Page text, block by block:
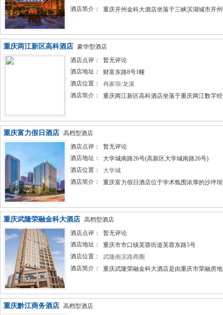
酒店简介：
重庆开州金科大酒店坐落于三峡滨湖城市开
重庆两江新区高科酒店 豪华型酒店
酒店点评：
暂无评论
酒店地址：
财富东路8号1幢
酒店位置：
冉家坝/龙溪
酒店简介：
重庆两江新区高科酒店坐落于重庆两江数字
重庆富力假日酒店 高档型酒店
酒店点评：
暂无评论
酒店地址：
大学城南路26号(高新区大学城南路26号)
酒店位置：
大学城
酒店简介：
重庆富力假日酒店位于学术氛围浓厚的沙坪
重庆武隆荣融金科大酒店 高档型酒店
酒店点评：
暂无评论
酒店地址：
重庆市市口镇芙蓉街道芙蓉东路5号
酒店位置：
武隆南滨路商圈
酒店简介：
重庆武隆荣融金科大酒店是由重庆市荣融房
重庆黔江商务酒店 高档型酒店